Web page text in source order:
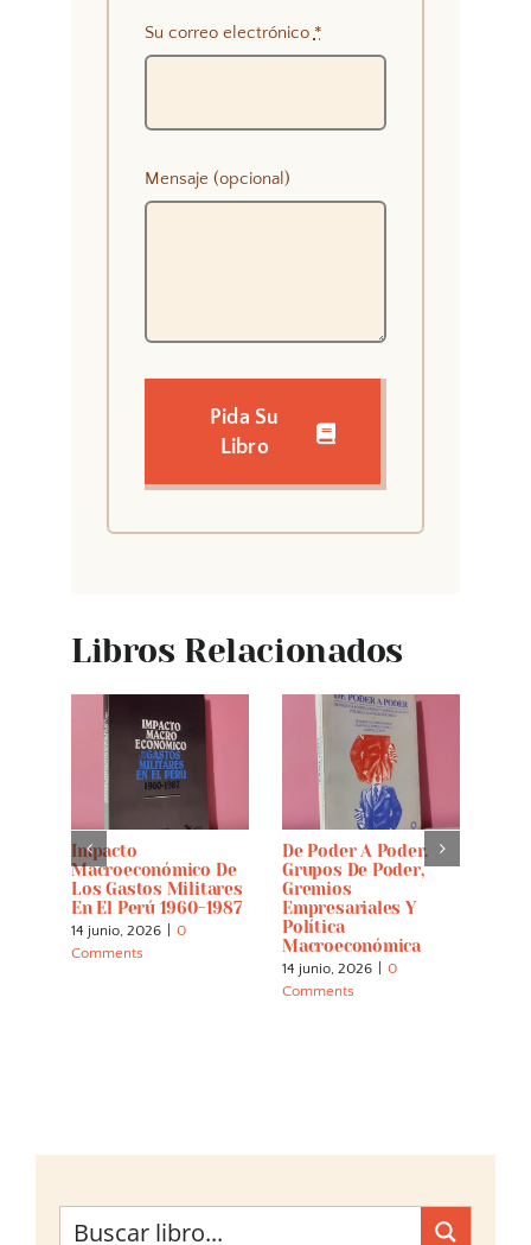
Su correo electrónico *
Mensaje (opcional)
Pida Su
Libro
Libros Relacionados
Impacto
Macroeconómico De
Los Gastos Militares
En El Perú 1960-1987
14 junio, 2026
0
Comments
De Poder A Poder.
Grupos De Poder,
Gremios
Empresariales Y
Política
Macroeconómica
14 junio, 2026
0
Comments